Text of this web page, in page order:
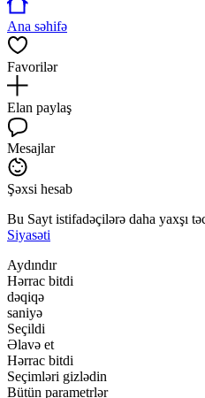
Ana səhifə
Favorilər
Elan paylaş
Mesajlar
Şəxsi hesab
Bu Sayt istifadəçilərə daha yaxşı
Siyasəti
Aydındır
Hərrac bitdi
dəqiqə
saniyə
Seçildi
Əlavə et
Hərrac bitdi
Seçimləri gizlədin
Bütün parametrlər